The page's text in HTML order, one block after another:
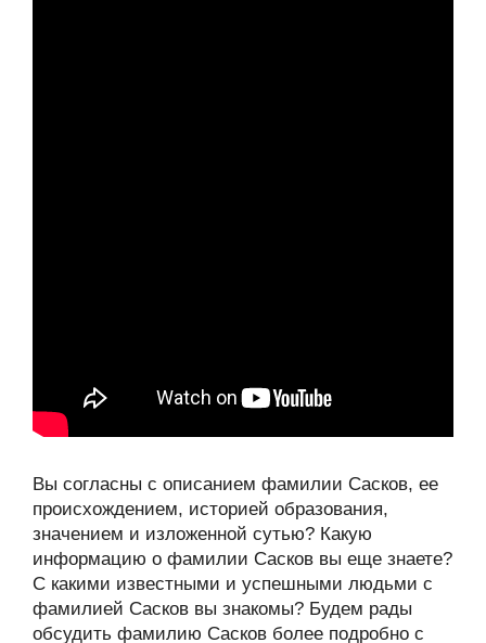
Вы согласны с описанием фамилии Сасков, ее
происхождением, историей образования,
значением и изложенной сутью? Какую
информацию о фамилии Сасков вы еще знаете?
С какими известными и успешными людьми с
фамилией Сасков вы знакомы? Будем рады
обсудить фамилию Сасков более подробно с